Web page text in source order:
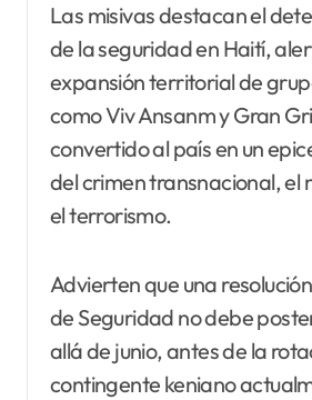
Las misivas destacan el
de la seguridad en Haití,
expansión territorial de
como Viv Ansanm y Gran
convertido al país en un
del crimen transnacional, el
el terrorismo.
Advierten que una
de Seguridad no debe
allá de junio, antes de la
contingente keniano